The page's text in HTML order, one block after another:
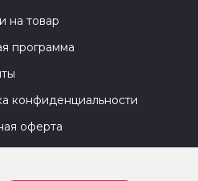
на товар
программа
конфиденциальности
оферта